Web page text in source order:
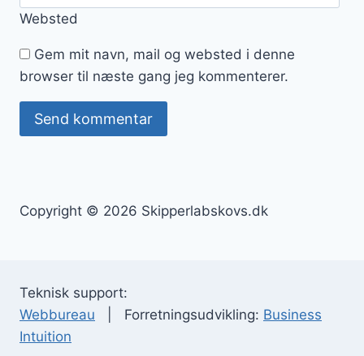
Websted
Gem mit navn, mail og websted i denne
browser til næste gang jeg kommenterer.
Copyright © 2026 Skipperlabskovs.dk
Teknisk support:
Webbureau | Forretningsudvikling: Business
Intuition